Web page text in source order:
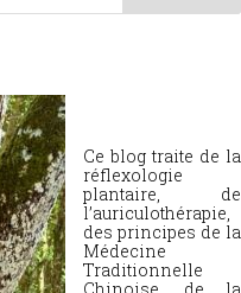
Ce blog traite de la
réflexologie
plantaire, de
l’auriculothérapie,
des principes de la
Médecine
Traditionnelle